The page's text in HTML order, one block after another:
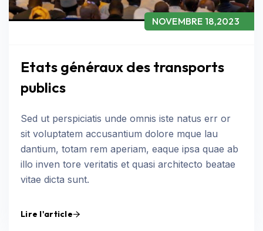
NOVEMBRE 18,2023
Etats généraux des transports
publics
Sed ut perspiciatis unde omnis iste natus err or
sit voluptatem accusantium dolore mque lau
dantium, totam rem aperiam, eaque ipsa quae ab
illo inven tore veritatis et quasi architecto beatae
vitae dicta sunt.
Lire l'article